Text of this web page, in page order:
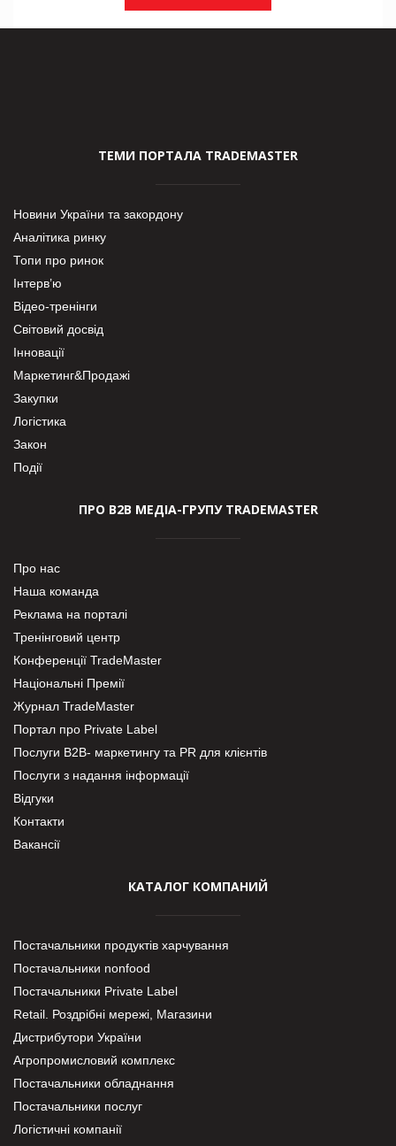
ТЕМИ ПОРТАЛА TRADEMASTER
Новини України та закордону
Аналітика ринку
Топи про ринок
Інтерв’ю
Відео-тренінги
Світовий досвід
Інновації
Маркетинг&Продажі
Закупки
Логістика
Закон
Події
ПРО В2В МЕДІА-ГРУПУ TRADEMASTER
Про нас
Наша команда
Реклама на порталі
Тренінговий центр
Конференції TradeMaster
Національні Премії
Журнал TradeMaster
Портал про Private Label
Послуги В2В- маркетингу та PR для клієнтів
Послуги з надання інформації
Відгуки
Контакти
Вакансії
КАТАЛОГ КОМПАНИЙ
Постачальники продуктів харчування
Постачальники nonfood
Постачальники Private Label
Retail. Роздрібні мережі, Магазини
Дистрибутори України
Агропромисловий комплекс
Постачальники обладнання
Постачальники послуг
Логістичні компанії